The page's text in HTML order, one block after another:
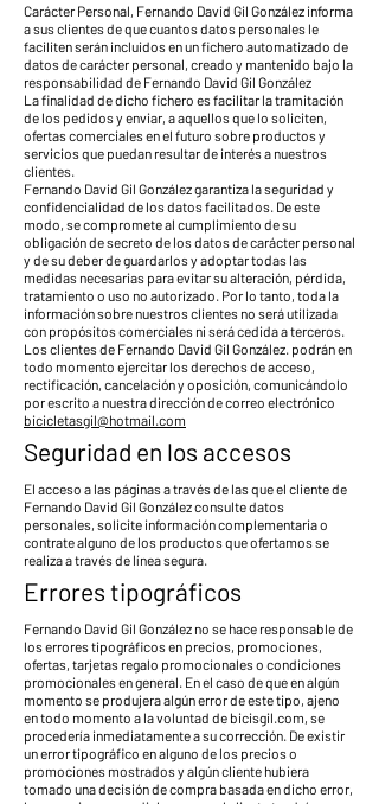
Carácter Personal, Fernando David Gil González informa
a sus clientes de que cuantos datos personales le
faciliten serán incluidos en un fichero automatizado de
datos de carácter personal, creado y mantenido bajo la
responsabilidad de Fernando David Gil González
La finalidad de dicho fichero es facilitar la tramitación
de los pedidos y enviar, a aquellos que lo soliciten,
ofertas comerciales en el futuro sobre productos y
servicios que puedan resultar de interés a nuestros
clientes.
Fernando David Gil González garantiza la seguridad y
confidencialidad de los datos facilitados. De este
modo, se compromete al cumplimiento de su
obligación de secreto de los datos de carácter personal
y de su deber de guardarlos y adoptar todas las
medidas necesarias para evitar su alteración, pérdida,
tratamiento o uso no autorizado. Por lo tanto, toda la
información sobre nuestros clientes no será utilizada
con propósitos comerciales ni será cedida a terceros.
Los clientes de Fernando David Gil González. podrán en
todo momento ejercitar los derechos de acceso,
rectificación, cancelación y oposición, comunicándolo
por escrito a nuestra dirección de correo electrónico
bicicletasgil@hotmail.com
Seguridad en los accesos
El acceso a las páginas a través de las que el cliente de
Fernando David Gil González consulte datos
personales, solicite información complementaria o
contrate alguno de los productos que ofertamos se
realiza a través de línea segura.
Errores tipográficos
Fernando David Gil González no se hace responsable de
los errores tipográficos en precios, promociones,
ofertas, tarjetas regalo promocionales o condiciones
promocionales en general. En el caso de que en algún
momento se produjera algún error de este tipo, ajeno
en todo momento a la voluntad de bicisgil.com, se
procedería inmediatamente a su corrección. De existir
un error tipográfico en alguno de los precios o
promociones mostrados y algún cliente hubiera
tomado una decisión de compra basada en dicho error,